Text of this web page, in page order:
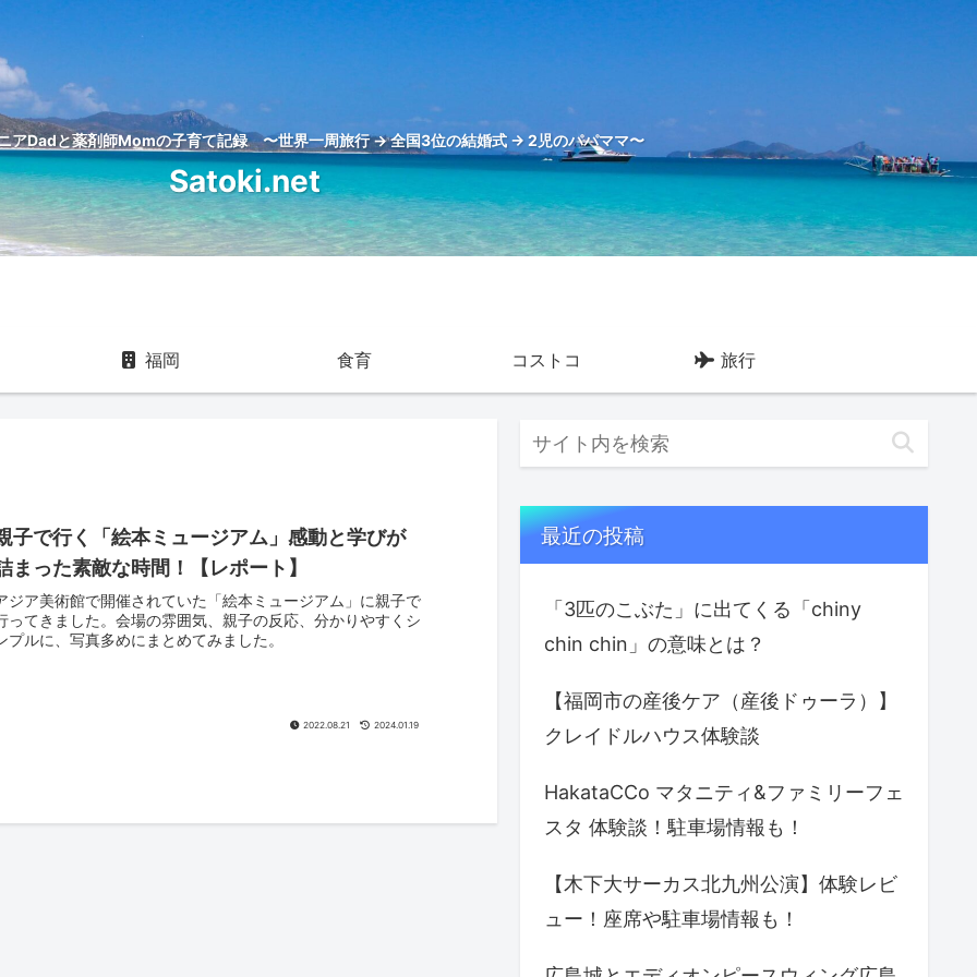
アDadと薬剤師Momの子育て記録 〜世界一周旅行 → 全国3位の結婚式 → 2児のパパママ〜
Satoki.net
福岡 食育 コストコ 旅行
子で行く「絵本ミュージアム」感動と学びが
まった素敵な時間！【レポート】
ジア美術館で開催されていた「絵本ミュージアム」に親子で
ってきました。会場の雰囲気、親子の反応、分かりやすくシ
プルに、写真多めにまとめてみました。
2022.08.21 2024.01.19
最近の投稿
「3匹のこぶた」に出てくる「chiny
chin chin」の意味とは？
【福岡市の産後ケア（産後ドゥーラ）】
クレイドルハウス体験談
HakataCCo マタニティ&ファミリーフェ
スタ 体験談！駐車場情報も！
【木下大サーカス北九州公演】体験レビ
ュー！座席や駐車場情報も！